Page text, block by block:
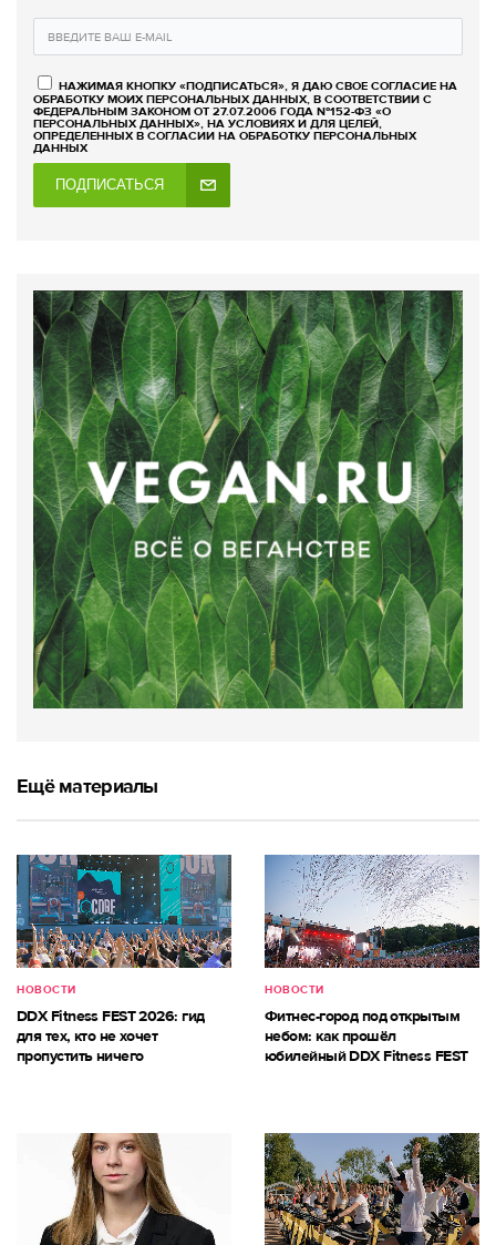
НАЖИМАЯ КНОПКУ «ПОДПИСАТЬСЯ», Я ДАЮ СВОЕ СОГЛАСИЕ НА
ОБРАБОТКУ МОИХ ПЕРСОНАЛЬНЫХ ДАННЫХ, В СООТВЕТСТВИИ С
ФЕДЕРАЛЬНЫМ ЗАКОНОМ ОТ 27.07.2006 ГОДА №152-ФЗ «О
ПЕРСОНАЛЬНЫХ ДАННЫХ», НА УСЛОВИЯХ И ДЛЯ ЦЕЛЕЙ,
ОПРЕДЕЛЕННЫХ В СОГЛАСИИ НА ОБРАБОТКУ ПЕРСОНАЛЬНЫХ
ДАННЫХ
ПОДПИСАТЬСЯ
Ещё материалы
НОВОСТИ
DDX Fitness FEST 2026: гид
для тех, кто не хочет
пропустить ничего
НОВОСТИ
Фитнес-город под открытым
небом: как прошёл
юбилейный DDX Fitness FEST